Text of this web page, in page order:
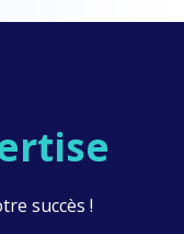
succès !